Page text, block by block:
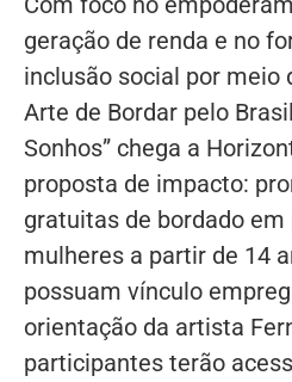
geração de renda e no
inclusão social por meio
Arte de Bordar pelo
Sonhos” chega a
proposta de impacto:
gratuitas de bordado
mulheres a partir de 14
possuam vínculo
orientação da artista
participantes terão